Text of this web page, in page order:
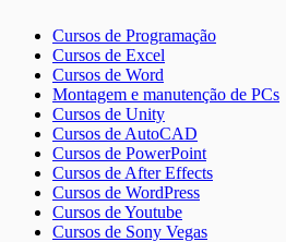
Cursos de Programação
Cursos de Excel
Cursos de Word
Montagem e manutenção de PCs
Cursos de Unity
Cursos de AutoCAD
Cursos de PowerPoint
Cursos de After Effects
Cursos de WordPress
Cursos de Youtube
Cursos de Sony Vegas